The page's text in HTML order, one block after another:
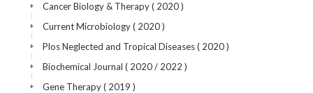
Cancer Biology & Therapy( 2020 )
+
Current Microbiology( 2020 )
+
Plos Neglected and Tropical Diseases( 2020 )
+
Biochemical Journal ( 2020 / 2022 )
+
Gene Therapy( 2019 )
+